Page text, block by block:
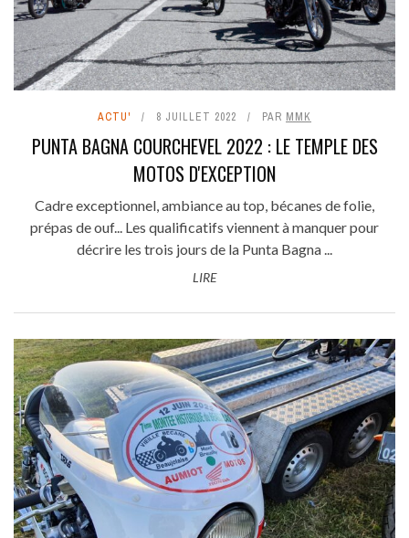
ACTU' 8 JUILLET 2022 PAR MMK
PUNTA BAGNA COURCHEVEL 2022 : LE TEMPLE DES
MOTOS D'EXCEPTION
Cadre exceptionnel, ambiance au top, bécanes de folie,
prépas de ouf... Les qualificatifs viennent à manquer pour
décrire les trois jours de la Punta Bagna ...
LIRE